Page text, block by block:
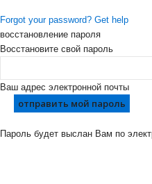
Forgot your password? Get help
восстановление пароля
Восстановите свой пароль
Ваш адрес электронной почты
Пароль будет выслан Вам по